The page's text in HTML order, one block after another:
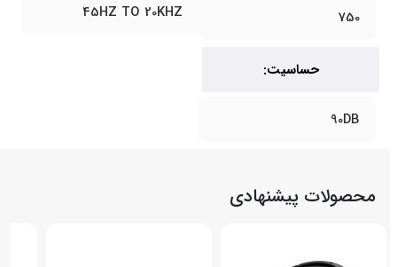
750
45HZ TO 20KHZ
حساسیت:
90DB
محصولات پیشنهادی